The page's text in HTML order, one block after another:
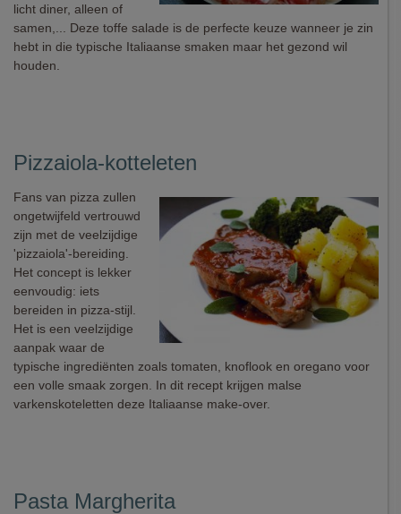
licht diner, alleen of
samen,... Deze toffe salade is de perfecte keuze wanneer je zin
hebt in die typische Italiaanse smaken maar het gezond wil
houden.
Pizzaiola-kotteleten
Fans van pizza zullen
ongetwijfeld vertrouwd
zijn met de veelzijdige
'pizzaiola'-bereiding.
Het concept is lekker
eenvoudig: iets
bereiden in pizza-stijl.
Het is een veelzijdige
aanpak waar de
typische ingrediënten zoals tomaten, knoflook en oregano voor
een volle smaak zorgen. In dit recept krijgen malse
varkenskoteletten deze Italiaanse make-over.
Pasta Margherita